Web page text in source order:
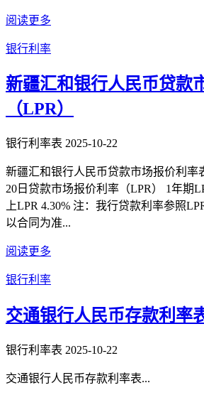
阅读更多
银行利率
新疆汇和银行人民币贷款
（LPR）
银行利率表 2025-10-22
新疆汇和银行人民币贷款市场报价利率
20日贷款市场报价利率（LPR） 1年期
上LPR 4.30% 注：我行贷款利率参照
以合同为准...
阅读更多
银行利率
交通银行人民币存款利率
银行利率表 2025-10-22
交通银行人民币存款利率表...